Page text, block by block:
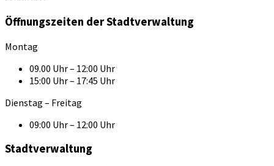
Öffnungszeiten der Stadtverwaltung
Montag
09.00 Uhr – 12:00 Uhr
15:00 Uhr – 17:45 Uhr
Dienstag – Freitag
09:00 Uhr – 12:00 Uhr
Stadtverwaltung